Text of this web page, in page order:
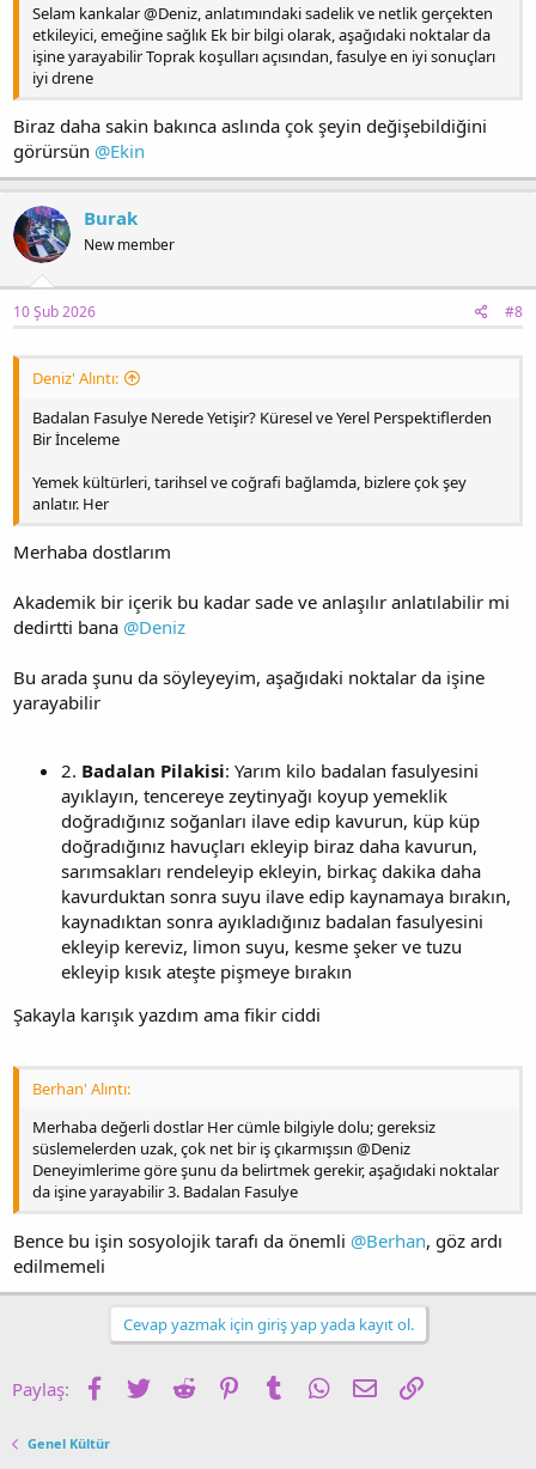
Selam kankalar @Deniz, anlatımındaki sadelik ve netlik gerçekten
etkileyici, emeğine sağlık Ek bir bilgi olarak, aşağıdaki noktalar da
işine yarayabilir Toprak koşulları açısından, fasulye en iyi sonuçları
iyi drene
Biraz daha sakin bakınca aslında çok şeyin değişebildiğini
görürsün @Ekin
Burak
New member
10 Şub 2026 #8
Deniz' Alıntı:
Badalan Fasulye Nerede Yetişir? Küresel ve Yerel Perspektiflerden
Bir İnceleme
Yemek kültürleri, tarihsel ve coğrafi bağlamda, bizlere çok şey
anlatır. Her
Merhaba dostlarım
Akademik bir içerik bu kadar sade ve anlaşılır anlatılabilir mi
dedirtti bana @Deniz
Bu arada şunu da söyleyeyim, aşağıdaki noktalar da işine
yarayabilir
2. Badalan Pilakisi: Yarım kilo badalan fasulyesini
ayıklayın, tencereye zeytinyağı koyup yemeklik
doğradığınız soğanları ilave edip kavurun, küp küp
doğradığınız havuçları ekleyip biraz daha kavurun,
sarımsakları rendeleyip ekleyin, birkaç dakika daha
kavurduktan sonra suyu ilave edip kaynamaya bırakın,
kaynadıktan sonra ayıkladığınız badalan fasulyesini
ekleyip kereviz, limon suyu, kesme şeker ve tuzu
ekleyip kısık ateşte pişmeye bırakın
Şakayla karışık yazdım ama fikir ciddi
Berhan' Alıntı:
Merhaba değerli dostlar Her cümle bilgiyle dolu; gereksiz
süslemelerden uzak, çok net bir iş çıkarmışsın @Deniz
Deneyimlerime göre şunu da belirtmek gerekir, aşağıdaki noktalar
da işine yarayabilir 3. Badalan Fasulye
Bence bu işin sosyolojik tarafı da önemli @Berhan, göz ardı
edilmemeli
Cevap yazmak için giriş yap yada kayıt ol.
Paylaş: Facebook
TwitterReddit PinterestTumblrWhatsApp
E-postaLink
Genel Kültür